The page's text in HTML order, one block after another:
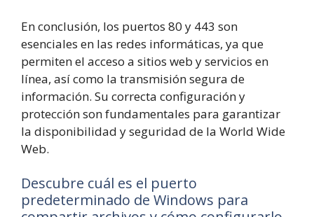
En conclusión, los puertos 80 y 443 son
esenciales en las redes informáticas, ya que
permiten el acceso a sitios web y servicios en
línea, así como la transmisión segura de
información. Su correcta configuración y
protección son fundamentales para garantizar
la disponibilidad y seguridad de la World Wide
Web.
Descubre cuál es el puerto
predeterminado de Windows para